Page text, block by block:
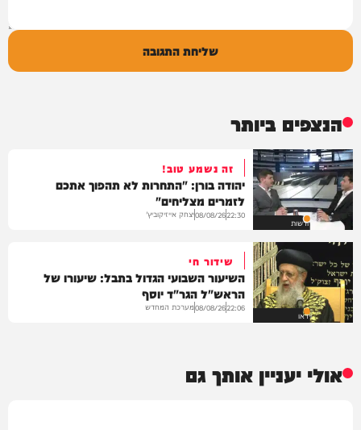
שליחת התגובה
הנצפים ביותר
חדשות
זה נשמע טוב!
יהודה בורן: "התחרות לא תהפוך אתכם
לזמרים מצליחים"
22:30
08/08/26יצחק אייזיקוביץ'
וידאו
שידור חי
השיעור השבועי הגדול בתבל: שיעורו של
הראש"ל הגר"ד יוסף
22:06
08/08/26מערכת המחדש
אולי יעניין אותך גם